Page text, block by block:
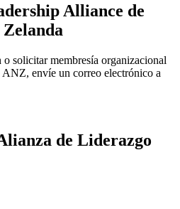
Alliance de
solicitar membresía organizacional
envíe un correo electrónico a
de Liderazgo